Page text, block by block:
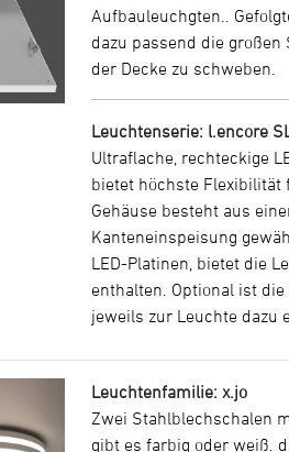
Aufbauleuchgten..
dazu passend die
der Decke zu schweben.
Leuchtenserie: l.encore
Ultraflache, rechteckige
bietet höchste Flexibilität
Gehäuse besteht aus
Kanteneinspeisung
LED-Platinen, bietet die
enthalten. Optional ist
jeweils zur Leuchte dazu
Leuchtenfamilie: x.jo
Zwei Stahlblechschalen
gibt es farbig oder weiß.